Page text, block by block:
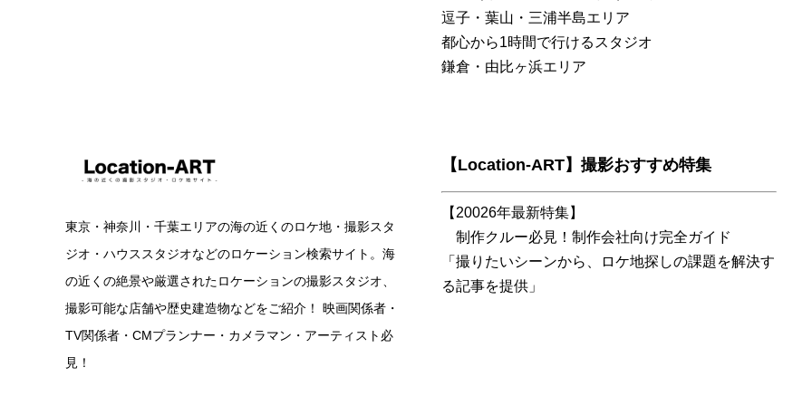
逗子・葉山・三浦半島エリア
都心から1時間で行けるスタジオ
鎌倉・由比ヶ浜エリア
東京・神奈川・千葉エリアの海の近くのロケ地・撮影スタ
ジオ・ハウススタジオなどのロケーション検索サイト。海
の近くの絶景や厳選されたロケーションの撮影スタジオ、
撮影可能な店舗や歴史建造物などをご紹介！ 映画関係者・
TV関係者・CMプランナー・カメラマン・アーティスト必
見！
【Location-ART】撮影おすすめ特集
【20026年最新特集】
制作クルー必見！制作会社向け完全ガイド
「撮りたいシーンから、ロケ地探しの課題を解決す
る記事を提供」